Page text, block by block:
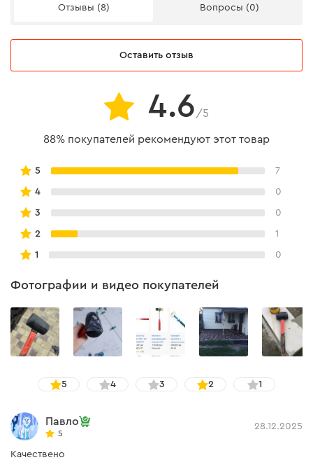
- трехкомпонентная ручка из стекловолокна имеет
резиновые вставки TPR для лучшей фиксации.
- резиновая часть инструмента надежно соединена с
Отзывы (8) Вопросы (0)
Оставить отзыв
4.6 /5
88% покупателей рекомендуют этот товар
5 7
4 0
3 0
2 1
1 0
Фотографии и видео покупателей
5 4 3 2 1
Павло
5
28.12.2025
Качествено